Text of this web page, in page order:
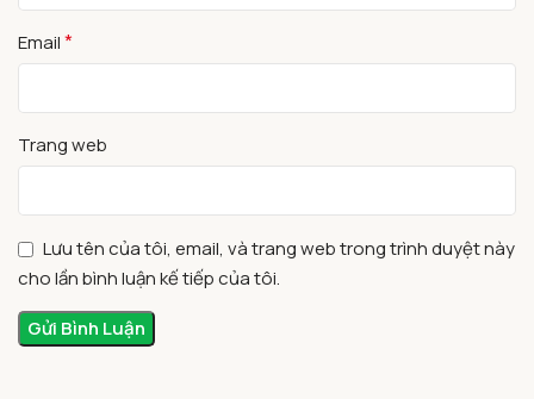
Email*
Trang web
Lưu tên của tôi, email, và trang web trong trình duyệt này
cho lần bình luận kế tiếp của tôi.